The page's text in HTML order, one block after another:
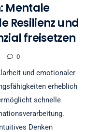
Mentale
Resilienz und
freisetzen
0
und emotionaler
erheblich
schnelle
Denken